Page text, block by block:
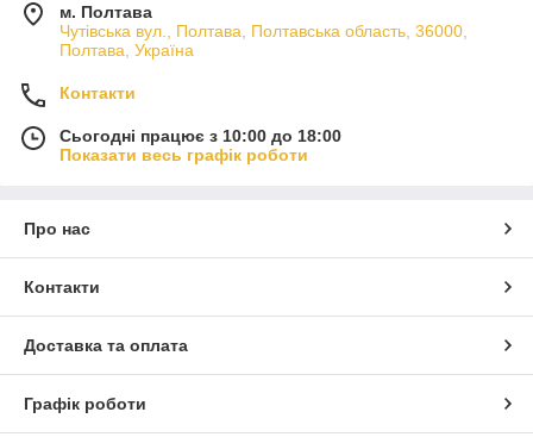
м. Полтава
Чутівська вул., Полтава, Полтавська область, 36000,
Полтава, Україна
Контакти
Сьогодні працює з 10:00 до 18:00
Показати весь графік роботи
Про нас
Контакти
Доставка та оплата
Графік роботи